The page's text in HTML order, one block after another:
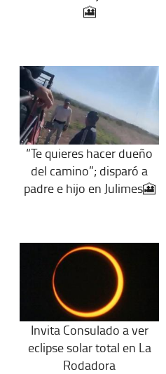
🎦
“Te quieres hacer dueño
del camino”; disparó a
padre e hijo en Julimes🎦
Invita Consulado a ver
eclipse solar total en La
Rodadora